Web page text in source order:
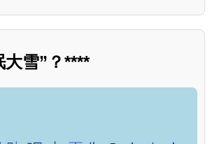
雪”？****